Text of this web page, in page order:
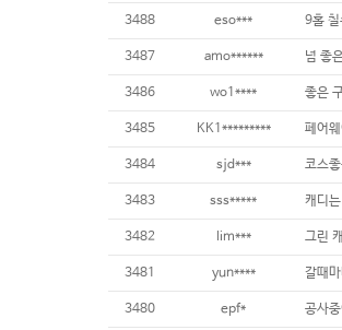
3488 eso*** 9홀
3487 amo******
3486 wo1****
3485 KK1*********
3484 sjd*** 코스
3483 sss*****
3482 lim***
3481 yun****
3480 epf*